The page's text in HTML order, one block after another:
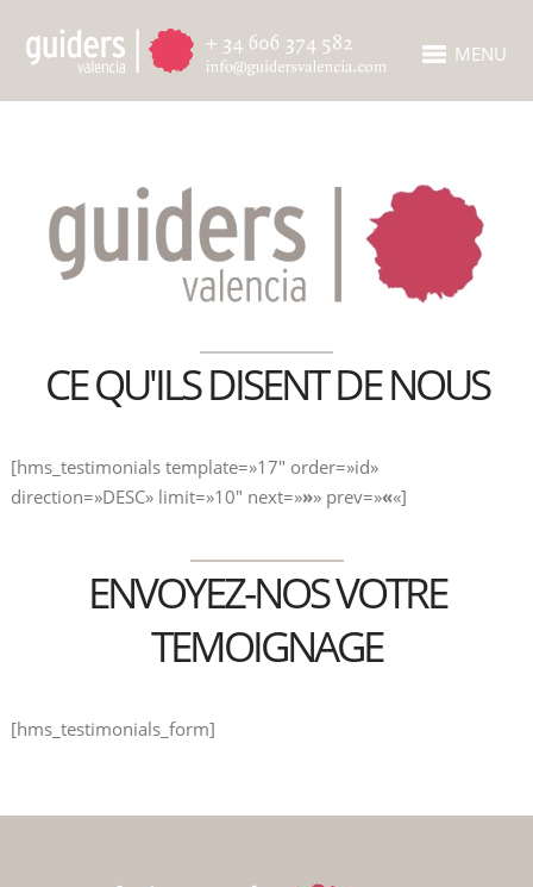
MENU
CE QU'ILS DISENT DE NOUS
[hms_testimonials template=»17″ order=»id»
direction=»DESC» limit=»10″ next=»»» prev=»««]
ENVOYEZ-NOS VOTRE
TEMOIGNAGE
[hms_testimonials_form]